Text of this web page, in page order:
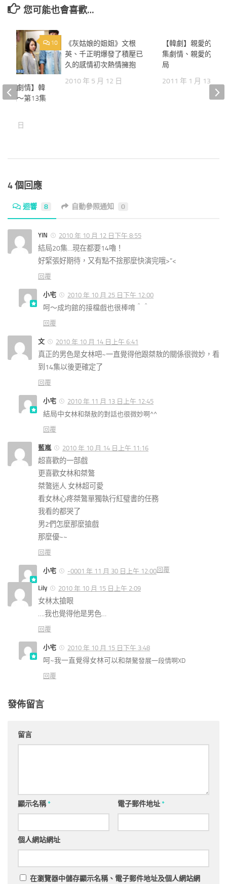
您可能也會喜歡…
《灰姑娘的姐姐》文根
英、千正明爆發了積壓已
久的感情初次熱情擁抱
2010 年 5 月 12 日
【韓劇】親愛的請
集劇情、親愛的請
局
2011 年 1 月 13 日
10
姐姐劇情】韓
姐姐～第13集
10 日
4 個回應
迴響 8 自動參照通知 0
YIN 2010 年 10 月 12 日下午 8:55
結局20集…現在都要14嚕！
好緊張好期待，又有點不捨那麼快演完哦>”<
回覆
小宅 2010 年 10 月 25 日下午 12:00
呵～成均館的接檔戲也很棒唷＾＾
回覆
文 2010 年 10 月 14 日上午 6:41
真正的男色是女林吧~一直覺得他跟桀敖的關係很微妙，看
到14集以後更確定了
回覆
小宅 2010 年 11 月 13 日上午 12:45
結局中女林和桀敖的對話也很微妙啊^^
回覆
藍嵐 2010 年 10 月 14 日上午 11:16
超喜歡的一部戲
更喜歡女林和桀鷔
桀鷔迷人 女林超可愛
看女林心疼桀鷔單獨執行紅璧書的任務
我看的都哭了
男2們怎麼那麼搶戲
那麼優~~
回覆
小宅 -0001 年 11 月 30 日上午 12:00回覆
Lily 2010 年 10 月 15 日上午 2:09
女林太搶眼
….我也覺得他是男色…
回覆
小宅 2010 年 10 月 15 日下午 3:48
呵~我一直覺得女林可以和桀驁發展一段情啊XD
回覆
發佈留言
留言
顯示名稱* 電子郵件地址*
個人網站網址
在瀏覽器中儲存顯示名稱、電子郵件地址及個人網站網